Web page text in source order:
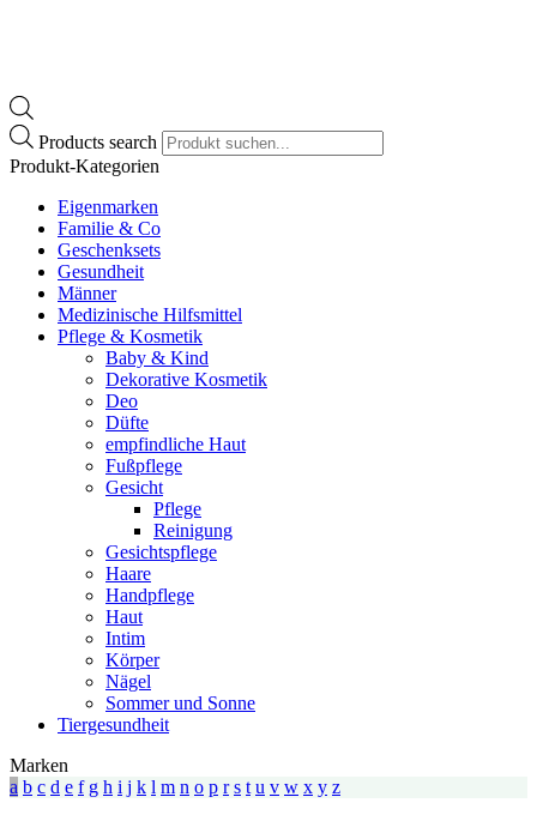
Products search
Produkt-Kategorien
Eigenmarken
Familie & Co
Geschenksets
Gesundheit
Männer
Medizinische Hilfsmittel
Pflege & Kosmetik
Baby & Kind
Dekorative Kosmetik
Deo
Düfte
empfindliche Haut
Fußpflege
Gesicht
Pflege
Reinigung
Gesichtspflege
Haare
Handpflege
Haut
Intim
Körper
Nägel
Sommer und Sonne
Tiergesundheit
Marken
a b c d e f g h i j k l m n o p r s t u v w x y z